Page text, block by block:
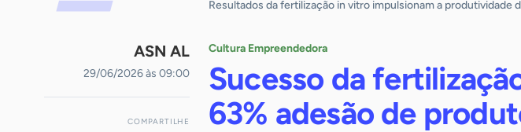
Resultados da fertilização in vitro impulsionam a produtividade
ASN AL
29/06/2026 às 09:00
COMPARTILHE
Cultura Empreendedora
Sucesso da
63% adesão de